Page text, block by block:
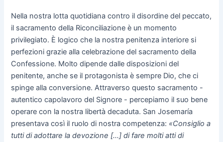
Nella nostra lotta quotidiana contro il disordine del peccato,
il sacramento della Riconciliazione è un momento
privilegiato. È logico che la nostra penitenza interiore si
perfezioni grazie alla celebrazione del sacramento della
Confessione. Molto dipende dalle disposizioni del
penitente, anche se il protagonista è sempre Dio, che ci
spinge alla conversione. Attraverso questo sacramento -
autentico capolavoro del Signore - percepiamo il suo bene
operare con la nostra libertà decaduta. San Josemaría
presentava così il ruolo di nostra competenza: «Consiglio a
tutti di adottare la devozione [...] di fare molti atti di